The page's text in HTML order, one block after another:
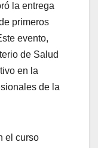
la entrega
primeros
evento,
de Salud
en la
de la
el curso